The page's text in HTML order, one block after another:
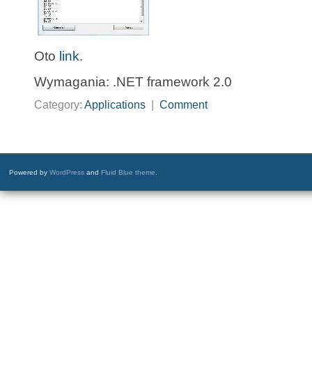
Oto link.
Wymagania: .NET framework 2.0
Category: Applications Comment
Powered by WordPress and Fluid Blue theme.